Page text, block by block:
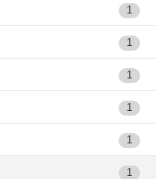
1
1
1
1
1
1